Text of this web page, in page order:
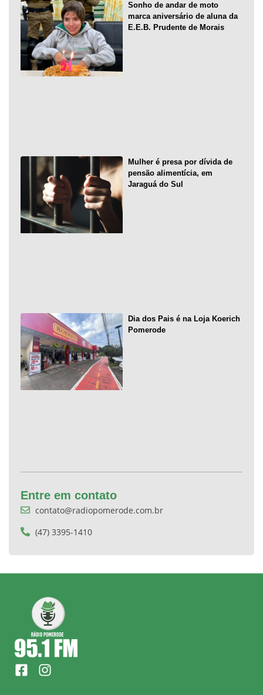
Sonho de andar de moto
marca aniversário de aluna da
E.E.B. Prudente de Morais
Mulher é presa por dívida de
pensão alimentícia, em
Jaraguá do Sul
Dia dos Pais é na Loja Koerich
Pomerode
Entre em contato
contato@radiopomerode.com.br
(47) 3395-1410
F
a
I
n